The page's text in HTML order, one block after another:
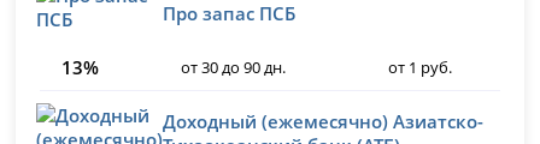
Про запас ПСБ
13% от 30 до 90 дн. от 1 руб.
Доходный (ежемесячно) Азиатско-